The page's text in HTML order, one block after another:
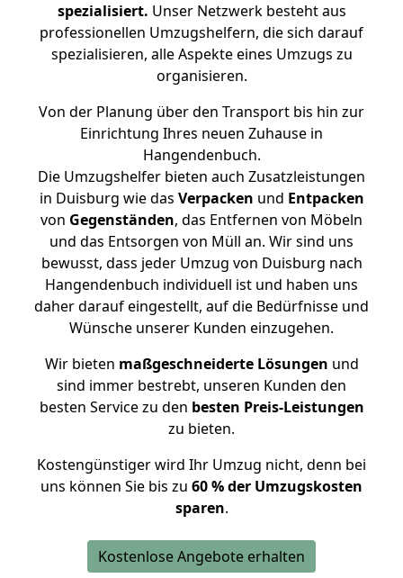
spezialisiert. Unser Netzwerk besteht aus
professionellen Umzugshelfern, die sich darauf
spezialisieren, alle Aspekte eines Umzugs zu
organisieren.
Von der Planung über den Transport bis hin zur
Einrichtung Ihres neuen Zuhause in
Hangendenbuch.
Die Umzugshelfer bieten auch Zusatzleistungen
in Duisburg wie das Verpacken und Entpacken
von Gegenständen, das Entfernen von Möbeln
und das Entsorgen von Müll an. Wir sind uns
bewusst, dass jeder Umzug von Duisburg nach
Hangendenbuch individuell ist und haben uns
daher darauf eingestellt, auf die Bedürfnisse und
Wünsche unserer Kunden einzugehen.
Wir bieten maßgeschneiderte Lösungen und
sind immer bestrebt, unseren Kunden den
besten Service zu den besten Preis-Leistungen
zu bieten.
Kostengünstiger wird Ihr Umzug nicht, denn bei
uns können Sie bis zu 60 % der Umzugskosten
sparen.
Kostenlose Angebote erhalten